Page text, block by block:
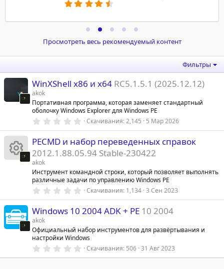
2
з
ё
д
Просмотреть весь рекомендуемый контент
Фильтры
WinXShell x86 и x64 RC5.1.5.1 (2025.12.12)
akok
Портативная программа, которая заменяет стандартный
оболочку Windows Explorer для Windows PE
0
0
з
в
з
д
Скачивания 2,145 5 Мар 2026
о
н
PECMD и набор переведенных справок
2012.1.88.05.94 Stable-230422
akok
Инструмент командной строки, который позволяет выполнять
различные задачи по управлению Windows PE
0
0
ё
з
д
Скачивания 1,134 3 Сен 2023
Windows 10 2004 ADK + PE 10 2004
akok
Официальный набор инструментов для развёртывания и
настройки Windows
0Скачивания 506 31 Авг 2023